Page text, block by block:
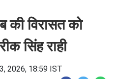
की विरासत को
सिंह राही
2026, 18:59 IST